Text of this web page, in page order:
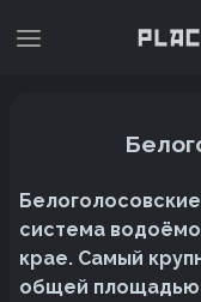
система
крае. Самый
общей площадью